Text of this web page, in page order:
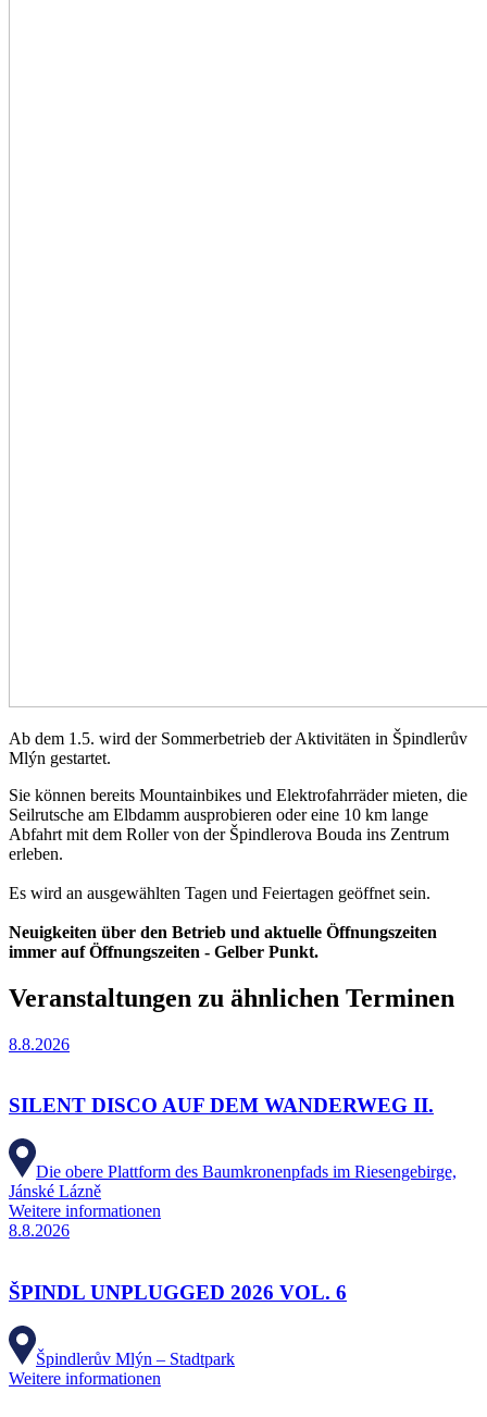
Ab dem 1.5. wird der Sommerbetrieb der Aktivitäten in Špindlerův
Mlýn gestartet.
Sie können bereits Mountainbikes und Elektrofahrräder mieten, die
Seilrutsche am Elbdamm ausprobieren oder eine 10 km lange
Abfahrt mit dem Roller von der Špindlerova Bouda ins Zentrum
erleben.
Es wird an ausgewählten Tagen und Feiertagen geöffnet sein.
Neuigkeiten über den Betrieb und aktuelle Öffnungszeiten
immer auf Öffnungszeiten - Gelber Punkt.
Veranstaltungen zu ähnlichen Terminen
8.8.2026
SILENT DISCO AUF DEM WANDERWEG II.
Die obere Plattform des Baumkronenpfads im Riesengebirge,
Jánské Lázně
Weitere informationen
8.8.2026
ŠPINDL UNPLUGGED 2026 VOL. 6
Špindlerův Mlýn – Stadtpark
Weitere informationen